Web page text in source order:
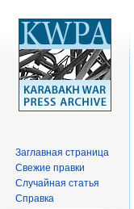
Заглавная страница
Свежие правки
Случайная статья
Справка